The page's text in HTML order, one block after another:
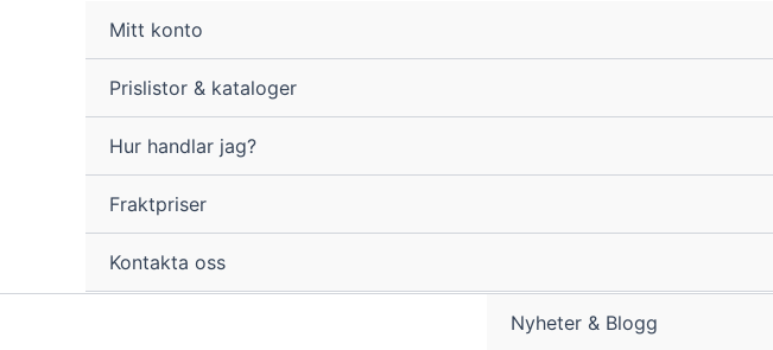
Mitt konto
Prislistor & kataloger
Hur handlar jag?
Fraktpriser
Kontakta oss
Nyheter & Blogg